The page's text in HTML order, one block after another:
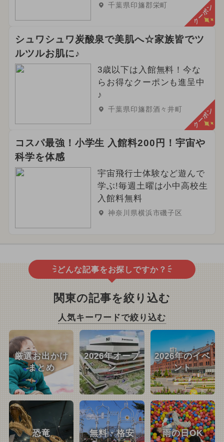
千葉県印旛郡栄町 クーポン
シュワシュワ炭酸泉で美肌へ☆家族皆でツ
ルツルお肌に♪
3歳以下は入館無料！今な
らお得なクーポンも進呈中
♪
千葉県印旛郡酒々井町 クーポン
コスパ最強！小学生 入館料200円！宇宙や
科学を体感
宇宙飛行士体験など遊んで
学ぶ!毎週土曜は小中高校生
入館料無料
神奈川県横浜市磯子区
どんな記事をお探しですか？
関東の記事を絞り込む
人気キーワードで絞り込む
厳選お出かけ
まとめ
2026年オープ
ン
2026年のイベ
ント
恐竜 無料・格安 雨の日OK